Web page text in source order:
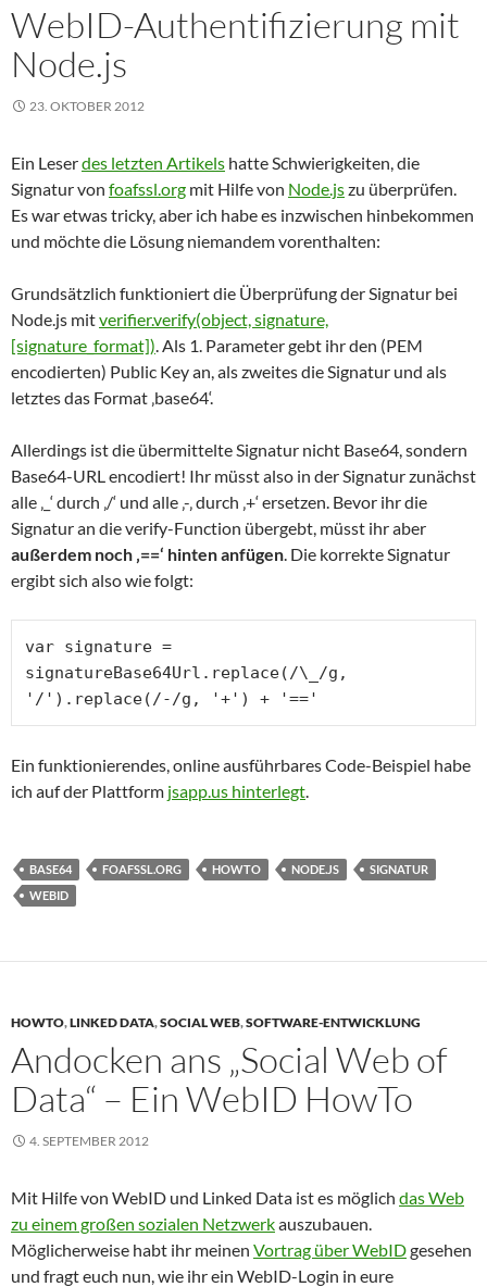
WebID-Authentifizierung mit
Node.js
23. OKTOBER 2012
Ein Leserdes letzten Artikels hatte Schwierigkeiten, die
Signatur von foafssl.org mit Hilfe von Node.jszu überprüfen.
Es war etwas tricky, aber ich habe es inzwischen hinbekommen
und möchte die Lösung niemandem vorenthalten:
Grundsätzlich funktioniert die Überprüfung der Signatur bei
Node.js mitverifier.verify(object, signature,
[signature_format]) . Als 1. Parameter gebt ihr den (PEM
encodierten) Public Key an, als zweites die Signatur und als
letztes das Format ‚base64‘.
Allerdings ist die übermittelte Signatur nicht Base64, sondern
Base64-URL encodiert! Ihr müsst also in der Signatur zunächst
alle ‚_‘ durch ‚/‘ und alle ‚-‚ durch ‚+‘ ersetzen. Bevor ihr die
Signatur an die verify-Function übergebt, müsst ihr aber
außerdem noch ‚==‘ hinten anfügen . Die korrekte Signatur
ergibt sich also wie folgt:
var signature =
signatureBase64Url.replace(/\_/g,
'/').replace(/-/g, '+') + '=='
Ein funktionierendes, online ausführbares Code-Beispiel habe
ich auf der Plattform jsapp.us hinterlegt
BASE64 FOAFSSL.ORG HOWTO NODE.JS
SIGNATUR
WEBID
HOWTO,LINKED DATA,SOCIAL WEB,SOFTWARE-ENTWICKLUNG
Andocken ans „Social Web of
Data“ – Ein WebID HowTo
4. SEPTEMBER 2012
Mit Hilfe von WebID und Linked Data ist es möglich das Web
zu einem großen sozialen Netzwerkauszubauen.
Möglicherweise habt ihr meinen Vortrag über WebIDgesehen
und fragt euch nun, wie ihr ein WebID-Login in eure